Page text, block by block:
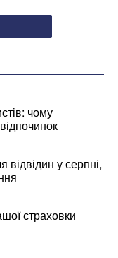
чому
відвідин у серпні,
страховки